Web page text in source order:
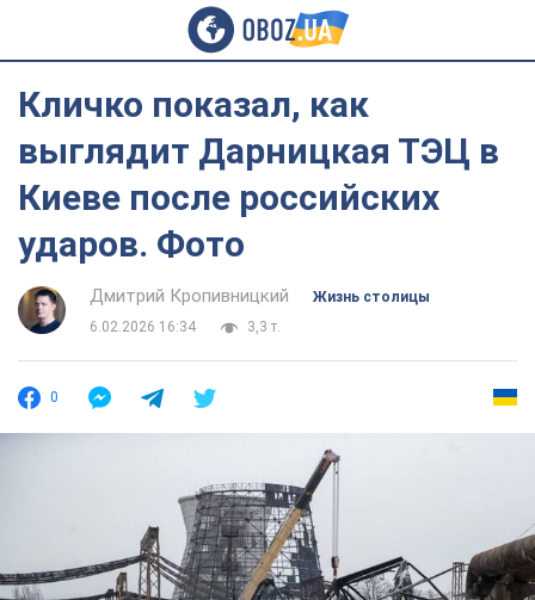
Кличко показал, как
выглядит Дарницкая ТЭЦ в
Киеве после российских
ударов. Фото
Дмитрий Кропивницкий
Жизнь столицы
6.02.2026 16:34
3,3 т.
0